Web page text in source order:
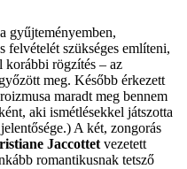
gyűjteményemben,
felvételét szükséges említeni,
korábbi rögzítés – az
meg. Később érkezett
maradt meg bennem
aki ismétlésekkel játszotta
A két, zongorás
Jaccottetvezetett
romantikusnak tetsző